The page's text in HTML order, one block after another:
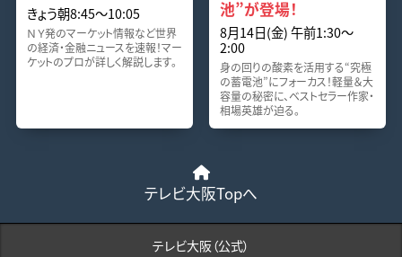
きょう朝8:45〜10:05
ＮＹ発のマーケット情報など世界
の経済・金融ニュースを速報！マー
ケットのプロが詳しく解説します。
池”が登場！
8月14日(金) 午前1:30〜
2:00
身の回りの酸素を活用する“究極
の蓄電池”にフォーカス！軽量＆大
容量の秘密に、ベストセラー作家・
相場英雄が迫る。
テレビ大阪Topへ
テレビ大阪（公式）